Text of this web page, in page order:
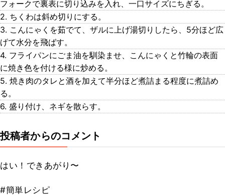
フォークで裏表に切り込みを入れ、一口サイズにちぎる。
2. ちくわは斜め切りにする。
3. こんにゃくを茹でて、ザルに上げ湯切りしたら、5分ほど広
げて水分を飛ばす。
4. フライパンにごま油を馴染ませ、こんにゃくと竹輪の表面
に焼き色を付ける様に炒める。
5. 焼き肉のタレと酒を加えて半分ほど煮詰まる程度に煮詰め
る。
6. 盛り付け、ネギを散らす。
投稿者からのコメント
はい！できあがり〜
#簡単レシピ